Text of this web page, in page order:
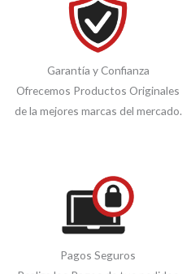
Garantía y Confianza
Ofrecemos Productos Originales
de la mejores marcas del mercado.
Pagos Seguros